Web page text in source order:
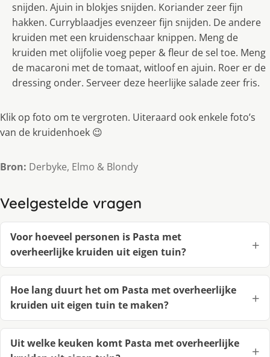
snijden. Ajuin in blokjes snijden. Koriander zeer fijn
hakken. Curryblaadjes evenzeer fijn snijden. De andere
kruiden met een kruidenschaar knippen. Meng de
kruiden met olijfolie voeg peper & fleur de sel toe. Meng
de macaroni met de tomaat, witloof en ajuin. Roer er de
dressing onder. Serveer deze heerlijke salade zeer fris.
Klik op foto om te vergroten. Uiteraard ook enkele foto’s
van de kruidenhoek 😉
Bron: Derbyke, Elmo & Blondy
Veelgestelde vragen
Voor hoeveel personen is Pasta met
overheerlijke kruiden uit eigen tuin?
Hoe lang duurt het om Pasta met overheerlijke
kruiden uit eigen tuin te maken?
Uit welke keuken komt Pasta met overheerlijke